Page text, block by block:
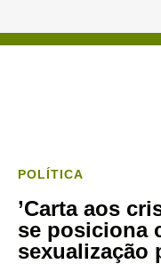
POLÍTICA
’Carta aos
se posiciona
sexualização